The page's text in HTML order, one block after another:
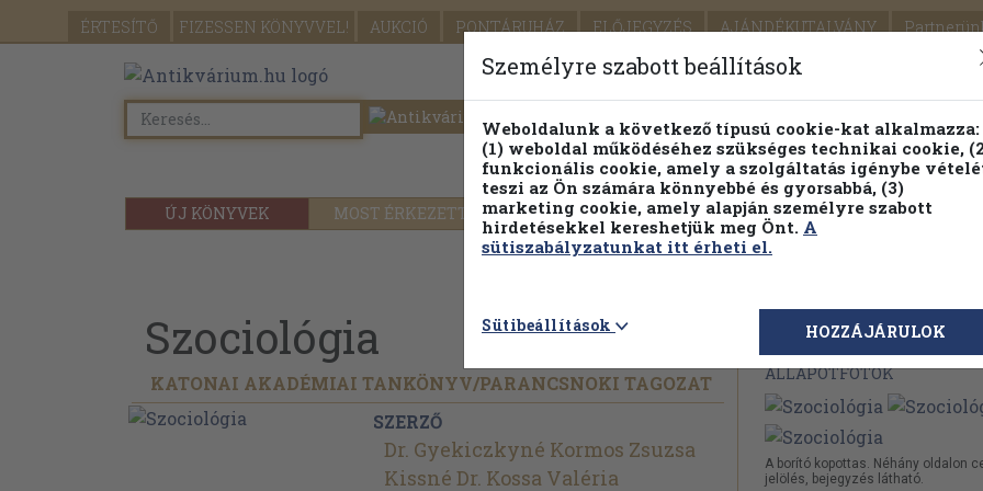
ÉRTESÍTŐ FIZESSEN KÖNYVVEL! AUKCIÓ PONTÁRUHÁZ ELŐJEGYZÉS AJÁNDÉKUTALVÁNY
SEGÍTSÉG
ÚJ KÖNYVEK MOST ÉRKEZETT PILLANATNYI ÁRAINK FENNTARTHATÓ
Részletes kereső Témaköri fa
Szociológia
KATONAI AKADÉMIAI TANKÖNYV/PARANCSNOKI TAGOZAT
SZERZŐ
Dr. Gyekiczkyné Kormos Zsuzsa
Kissné Dr. Kossa Valéria
Megvásárolható
ÁLLAPOTFOTÓK
A borító kopottas. Néhány oldalon
jelölés, bejegyzés látható.
Személyre szabott beállítások
Weboldalunk a következő típusú cookie-kat alkalmazza:
(1) weboldal működéséhez szükséges technikai cookie,
funkcionális cookie, amely a szolgáltatás igénybe
teszi az Ön számára könnyebbé és gyorsabbá, (3)
marketing cookie, amely alapján személyre szabott
hirdetésekkel kereshetjük meg Önt. A
sütiszabályzatunkat itt érheti el.
Sütibeállítások HOZZÁJÁRULOK